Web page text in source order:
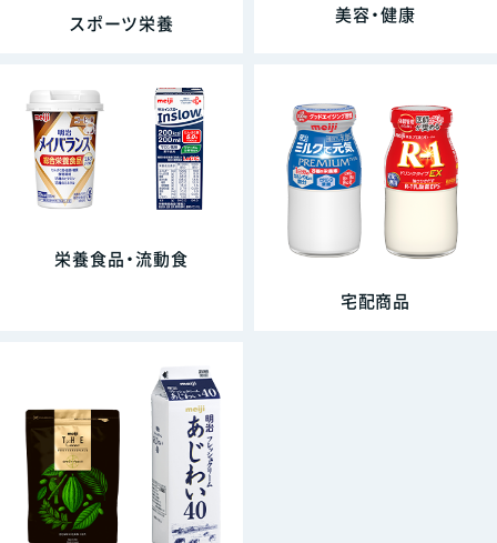
スポーツ栄養 美容・健康
栄養食品・流動食
宅配商品